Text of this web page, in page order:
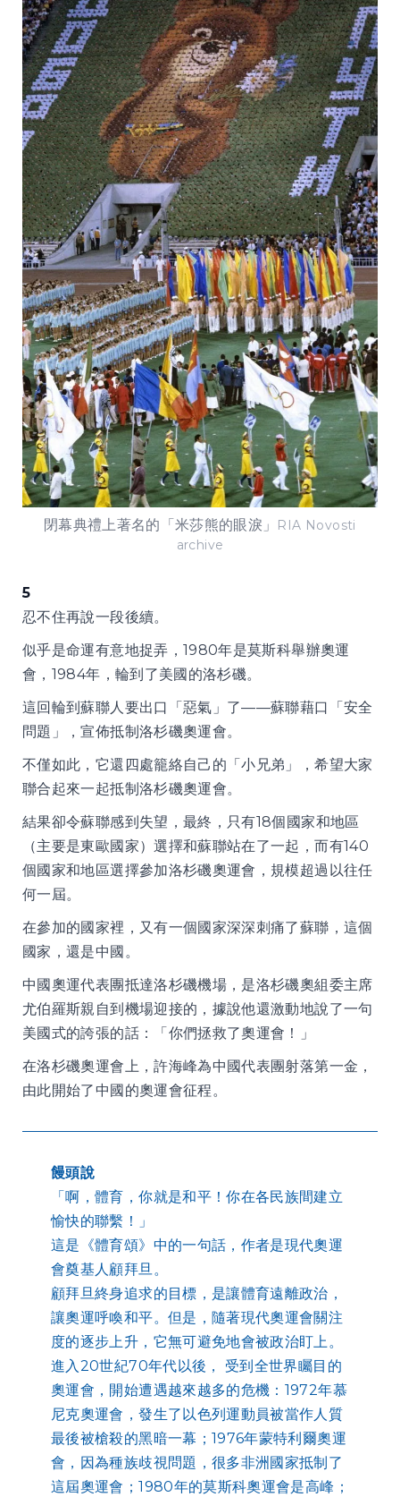
閉幕典禮上著名的「米莎熊的眼淚」
RIA Novosti
archive
5
忍不住再說一段後續。
似乎是命運有意地捉弄，1980年是莫斯科舉辦奧運
會，1984年，輪到了美國的洛杉磯。
這回輪到蘇聯人要出口「惡氣」了——蘇聯藉口「安全
問題」，宣佈抵制洛杉磯奧運會。
不僅如此，它還四處籠絡自己的「小兄弟」，希望大家
聯合起來一起抵制洛杉磯奧運會。
結果卻令蘇聯感到失望，最終，只有18個國家和地區
（主要是東歐國家）選擇和蘇聯站在了一起，而有140
個國家和地區選擇參加洛杉磯奧運會，規模超過以往任
何一屆。
在參加的國家裡，又有一個國家深深刺痛了蘇聯，這個
國家，還是中國。
中國奧運代表團抵達洛杉磯機場，是洛杉磯奧組委主席
尤伯羅斯親自到機場迎接的，據說他還激動地說了一句
美國式的誇張的話：「你們拯救了奧運會！」
在洛杉磯奧運會上，許海峰為中國代表團射落第一金，
由此開始了中國的奧運會征程。
饅頭說
「啊，體育，你就是和平！你在各民族間建立
愉快的聯繫！」
這是《體育頌》中的一句話，作者是現代奧運
會奠基人顧拜旦。
顧拜旦終身追求的目標，是讓體育遠離政治，
讓奧運呼喚和平。但是，隨著現代奧運會關注
度的逐步上升，它無可避免地會被政治盯上。
進入20世紀70年代以後， 受到全世界矚目的
奧運會，開始遭遇越來越多的危機：1972年慕
尼克奧運會，發生了以色列運動員被當作人質
最後被槍殺的黑暗一幕；1976年蒙特利爾奧運
會，因為種族歧視問題，很多非洲國家抵制了
這屆奧運會；1980年的莫斯科奧運會是高峰；